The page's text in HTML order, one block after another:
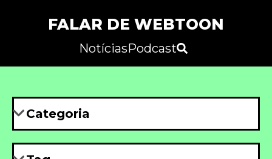
FALAR DE WEBTOON
NotíciasPodcast